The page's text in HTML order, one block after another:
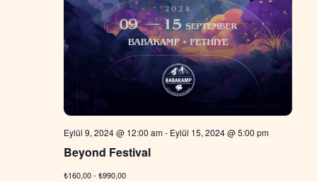
Eylül 9, 2024 @ 12:00 am- Eylül 15, 2024 @ 5:00 pm
Beyond Festival
₺160,00 - ₺990,00